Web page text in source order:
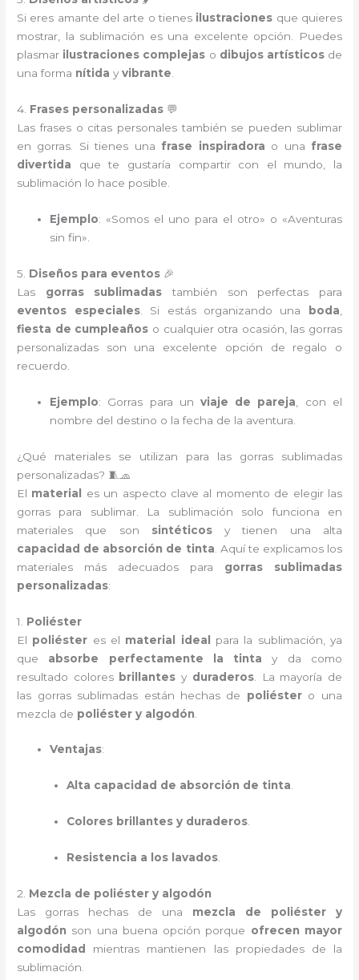
Si eres amante del arte o tienes ilustraciones que quieres
mostrar, la sublimación es una excelente opción. Puedes
plasmar ilustraciones complejas o dibujos artísticosde
una forma nítida yvibrante.
4. Frases personalizadas 💬
Las frases o citas personales también se pueden sublimar
en gorras. Si tienes una frase inspiradora o una frase
divertida que te gustaría compartir con el mundo, la
sublimación lo hace posible.
Ejemplo: «Somos el uno para el otro» o «Aventuras
sin fin».
5. Diseños para eventos 🎉
Las gorras sublimadas también son perfectas para
eventos especiales. Si estás organizando una boda
fiesta de cumpleaños o cualquier otra ocasión, las gorras
personalizadas son una excelente opción de regalo o
recuerdo.
Ejemplo: Gorras para unviaje de pareja , con el
nombre del destino o la fecha de la aventura.
¿Qué materiales se utilizan para las gorras sublimadas
personalizadas? 🧵🧢
El material
es un aspecto clave al momento de elegir las
gorras para sublimar. La sublimación solo funciona en
materiales que son sintéticosy tienen una alta
capacidad de absorción de tinta . Aquí te explicamos los
materiales más adecuados para gorras sublimadas
personalizadas:
1. Poliéster
El poliéster es el material ideal para la sublimación, ya
que absorbe perfectamente la tinta y da como
resultado colores brillantes y duraderos. La mayoría de
las gorras sublimadas están hechas de poliéstero una
mezcla de poliéster y algodón
Ventajas:
Alta capacidad de absorción de tinta.
Colores brillantes y duraderos.
Resistencia a los lavados.
2. Mezcla de poliéster y algodón
Las gorras hechas de una mezcla de poliéster y
algodón son una buena opción porque ofrecen mayor
comodidad
mientras mantienen las propiedades de la
sublimación.